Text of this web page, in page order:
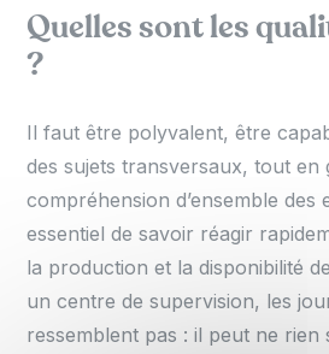
Quelles sont les
?
Il faut être polyvalent, être
des sujets transversaux, tout en
compréhension d’ensemble des
essentiel de savoir réagir
la production et la disponibilité
un centre de supervision, les
ressemblent pas : il peut ne rien